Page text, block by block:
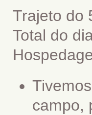
Trajeto do
Total do
campo,